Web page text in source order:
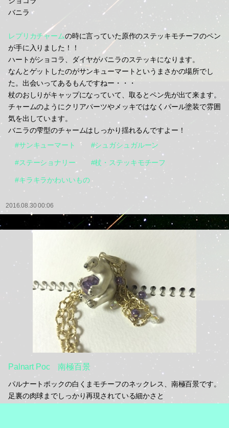
バニラ
レプリカチャームの時に言っていた原作のステッキモチーフのペン
が手に入りました！！
ハートがショコラ、ダイヤがバニラのステッキになります。
なんとゲットしたのがサンキューマートというまさかの場所でし
た。出会いってあるもんですねー・・・
杖のおしりがキャップになっていて、取るとペン先が出て来ます。
チャームのようにクリアパーツやメッキではなくパール塗装で雰囲
気を出しています。
バニラの雫型のチャームはしっかり揺れるんですよー！
#サンキューマート
#シュガシュガルーン
#ステーショナリー #杖・ステッキモチーフ
#キラキラかわいいもの
2016.08.30 00:06
Palnart Poc 南極百景
パルナートポックの白くまモチーフのネックレス、南極百景です。
足裏の肉球までしっかり再現されている細かさと